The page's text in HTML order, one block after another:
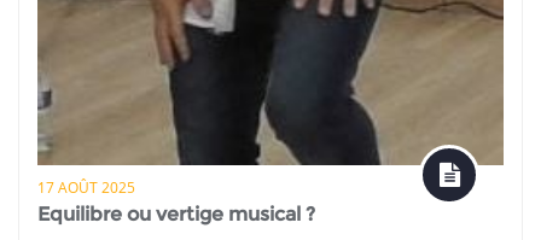
17 AOÛT 2025
Equilibre ou vertige musical ?